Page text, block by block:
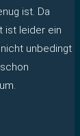
ist. Da
ist leider ein
unbedingt